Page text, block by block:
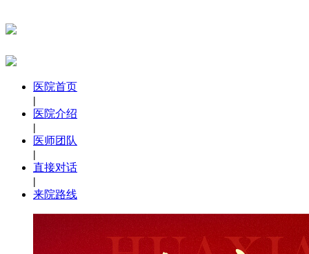
医院首页
|
医院介绍
|
医师团队
|
直接对话
|
来院路线